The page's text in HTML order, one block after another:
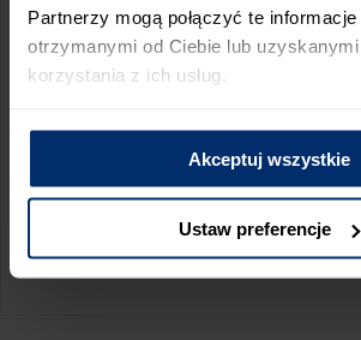
Partnerzy mogą połączyć te
otrzymanymi od Ciebie lub
korzystania z ich usług.
Akceptuj wszystkie
Ustaw preferencje
KALKULATOR
Oblicz, jaką ilość produktów
aby perfekcyjnie wygładzić swoje